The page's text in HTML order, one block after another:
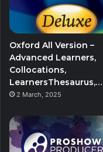
Oxford All Version –
Advanced Learners,
Collocations,
LearnersThesaurus,…
2 March, 2025